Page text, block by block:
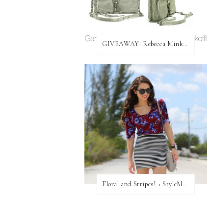
GIVEAWAY: Rebecca Minkoff Bag!
Floral and Stripes! + StyleMint GIVEAWAY!